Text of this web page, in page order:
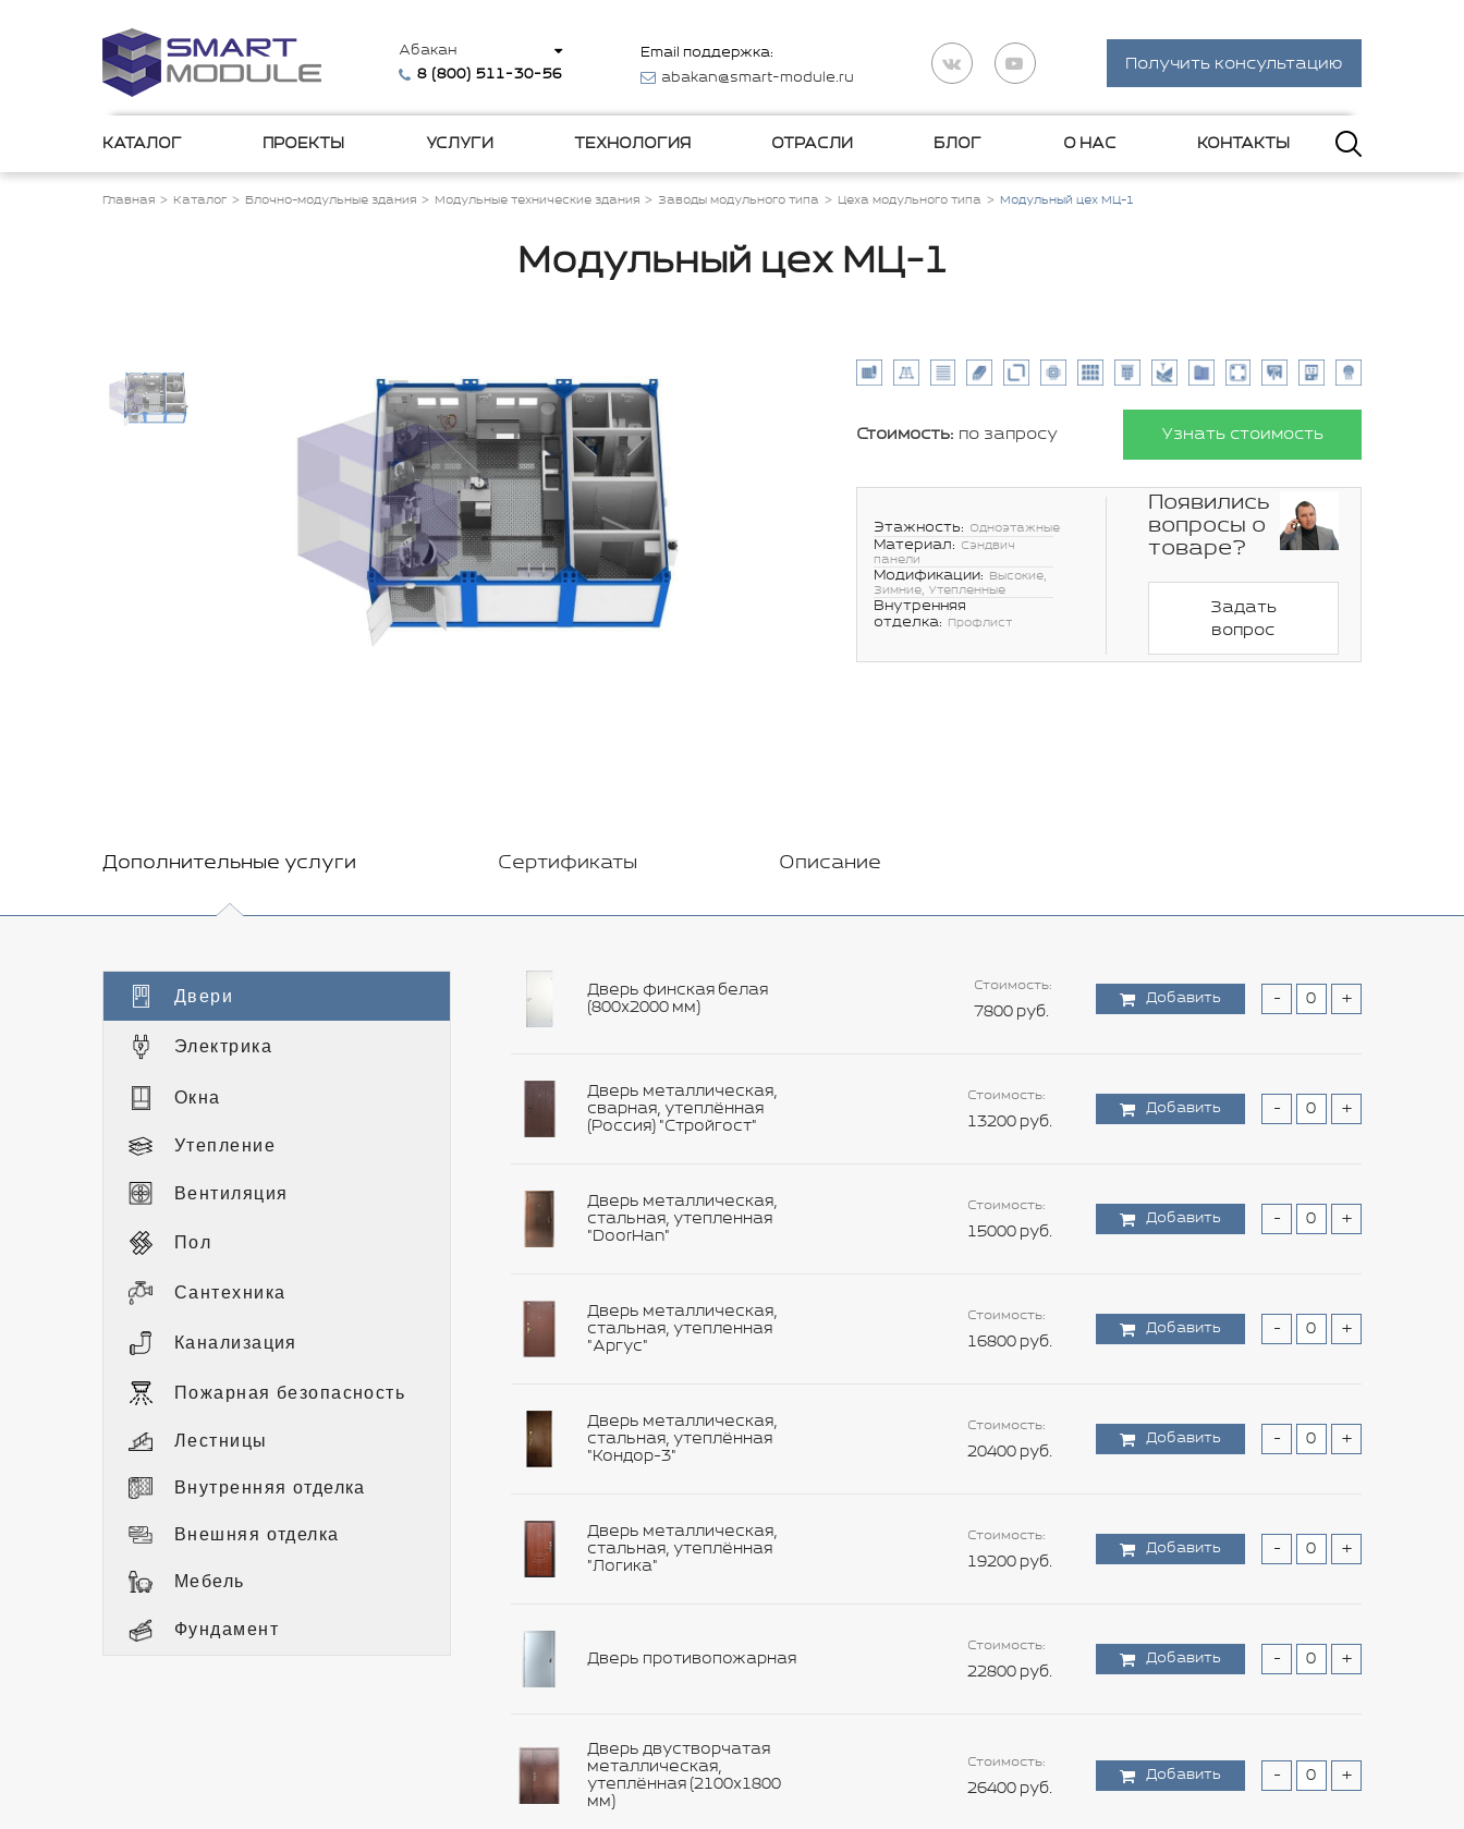
Абакан
8 (800) 511-30-56
Email поддержка:
abakan@smart-module.ru
Получить консультацию
КАТАЛОГ ПРОЕКТЫ УСЛУГИ ТЕХНОЛОГИЯ ОТРАСЛИ БЛОГ О НАС КОНТАКТЫ
Главная Каталог Блочно-модульные здания Модульные технические здания Заводы модульного типа Цеха модульного типа Модульный цех МЦ-1
Модульный цех МЦ-1
Стоимость: по запросу Узнать стоимость
Этажность: Одноэтажные
Материал: Сэндвич
панели
Модификации: Высокие,
Зимние, Утепленные
Внутренняя
отделка: Профлист
Появились
вопросы о
товаре?
Задать
вопрос
Дополнительные услуги Сертификаты Описание
Двери
Электрика
Окна
Утепление
Вентиляция
Пол
Сантехника
Канализация
Пожарная безопасность
Лестницы
Внутренняя отделка
Внешняя отделка
Мебель
Фундамент
Дверь финская белая
(800х2000 мм)
Стоимость:
7800 руб.
Добавить - +
Дверь металлическая,
сварная, утеплённая
(Россия) "Стройгост"
Стоимость:
13200 руб.
Добавить - +
Дверь металлическая,
стальная, утепленная
"DoorHan"
Стоимость:
15000 руб.
Добавить - +
Дверь металлическая,
стальная, утепленная
"Аргус"
Стоимость:
16800 руб.
Добавить - +
Дверь металлическая,
стальная, утеплённая
"Кондор-3"
Стоимость:
20400 руб.
Добавить - +
Дверь металлическая,
стальная, утеплённая
"Логика"
Стоимость:
19200 руб.
Добавить - +
Дверь противопожарная
Стоимость:
22800 руб.
Добавить - +
Дверь двустворчатая
металлическая,
утеплённая (2100х1800
мм)
Стоимость:
26400 руб.
Добавить - +